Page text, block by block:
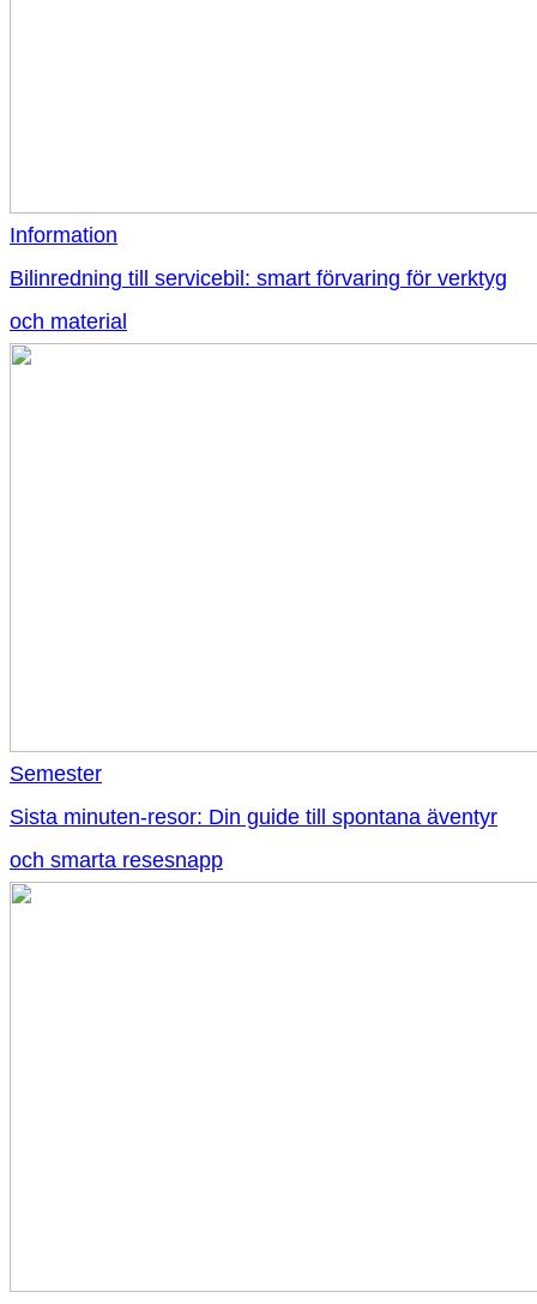
Information
Bilinredning till servicebil: smart förvaring för verktyg
och material
Semester
Sista minuten-resor: Din guide till spontana äventyr
och smarta resesnapp